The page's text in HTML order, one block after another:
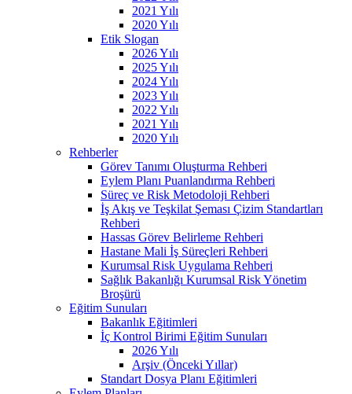
2021 Yılı
2020 Yılı
Etik Slogan
2026 Yılı
2025 Yılı
2024 Yılı
2023 Yılı
2022 Yılı
2021 Yılı
2020 Yılı
Rehberler
Görev Tanımı Oluşturma Rehberi
Eylem Planı Puanlandırma Rehberi
Süreç ve Risk Metodoloji Rehberi
İş Akış ve Teşkilat Şeması Çizim Standartları
Rehberi
Hassas Görev Belirleme Rehberi
Hastane Mali İş Süreçleri Rehberi
Kurumsal Risk Uygulama Rehberi
Sağlık Bakanlığı Kurumsal Risk Yönetim
Broşürü
Eğitim Sunuları
Bakanlık Eğitimleri
İç Kontrol Birimi Eğitim Sunuları
2026 Yılı
Arşiv (Önceki Yıllar)
Standart Dosya Planı Eğitimleri